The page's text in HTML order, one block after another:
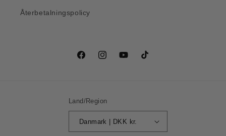
Återbetalningspolicy
FacebookInstagramYouTubeTikTok
Land/Region
Danmark | DKK kr.